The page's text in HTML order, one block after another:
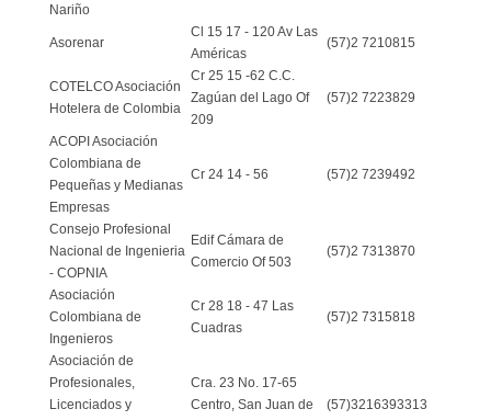
Nariño
Asorenar
Cl 15 17 - 120 Av Las
Américas
(57)2 7210815
COTELCO Asociación
Hotelera de Colombia
Cr 25 15 -62 C.C.
Zagúan del Lago Of
209
(57)2 7223829
ACOPI Asociación
Colombiana de
Pequeñas y Medianas
Empresas
Cr 24 14 - 56 (57)2 7239492
Consejo Profesional
Nacional de Ingenieria
- COPNIA
Edif Cámara de
Comercio Of 503
(57)2 7313870
Asociación
Colombiana de
Ingenieros
Cr 28 18 - 47 Las
Cuadras
(57)2 7315818
Asociación de
Profesionales,
Licenciados y
Cra. 23 No. 17-65
Centro, San Juan de
(57)3216393313